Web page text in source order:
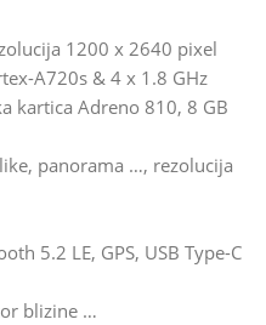
1200 x 2640 pixel
A720s & 4 x 1.8 GHz
kartica Adreno 810, 8 GB
panorama …, rezolucija
5.2 LE, GPS, USB Type-C
blizine …